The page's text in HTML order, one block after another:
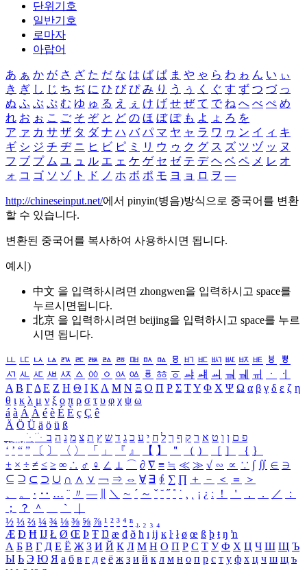
단위기호
일반기호
로마자
아랍어
あ ぁ か が さ ざ た だ な は ば ぱ ま や ゃ ら わ ゎ ん い ぃ
き ぎ し じ ち ぢ に ひ び ぴ み り う ぅ く ぐ す ず つ づ っ
ぬ ふ ぶ ぷ む ゆ ゅ る え ぇ け げ せ ぜ て で ね へ べ ぺ め
れ お ぉ こ ご そ ぞ と ど の ほ ぼ ぽ も よ ょ ろ を
ア ァ カ サ ザ タ ダ ナ ハ バ パ マ ヤ ャ ラ ワ ヮ ン イ ィ キ
ギ シ ジ チ ヂ ニ ヒ ビ ピ ミ リ ウ ゥ ク グ ス ズ ツ ヅ ッ ヌ
フ ブ プ ム ユ ュ ル エ ェ ケ ゲ セ ゼ テ デ ヘ ベ ペ メ レ オ
ォ コ ゴ ソ ゾ ト ド ノ ホ ボ ポ モ ヨ ョ ロ ヲ ―
http://chineseinput.net/에서 pinyin(병음)방식으로 중국어를 변환
할 수 있습니다.
변환된 중국어를 복사하여 사용하시면 됩니다.
예시)
中文 을 입력하시려면 zhongwen을 입력하시고 space를
누르시면됩니다.
北京 을 입력하시려면 beijing을 입력하시고 space를 누르
시면 됩니다.
ㅥ ㅦ ㅧ ㅨ ㅩ ㅪ ㅫ ㅬ ㅭ ㅮ ㅯ ㅰ ㅱ ㅲ ㅳ ㅴ ㅵ ㅶ ㅷ ㅸ
ㅹ
ㅺ ㅻ ㅼ ㅽ ㅾ ㅿ ㆀ ㆁ ㆂ ㆃ ㆄ ㆅ ㆆ ㆇ ㆈ ㆉ ㆊ ㆋ ㆌ ㆍ
ㆎ
Α Β ΓΔ Ε Ζ Η Θ Ι ΚΛ Μ Ν Ξ Ο Π Ρ Σ ΤΥ Φ Χ Ψ Ω α β γ δ ε ζ η
θ ι κ λ μ ν ξ ο π ρ σ τ υ φ χ ψ ω
á à Á À é è É È ç Ç ê
Ä Ö Ü ä ö ü ß
ִֶֹ ֻּ ׁׂ פ ם ן ו ט א ר ק ף ך ל ח י ע כ ג ד ש ץ ת צ מ נ ה ב
‘ ’ “ ” 〔 〕 〈 〉 「 」 『 』 【 】 ＂ （ ） ［ ］ ｛ ｝
± × ÷ ≠ ≤ ≥ ∞ ∴ ♂ ♀ ∠ ⊥ ⌒ ∂ ∇ ≡ ≒ ≪ ≫ √ ∽ ∝ ∵ ∫ ∬ ∈ ∋
⊆ ⊇ ⊂ ⊃ ∪ ∩ ∧ ∨ ￢ ⇒ ⇔ ∀ ∃ ∮ ∑ ∏ ＋ － ＜ ＝
＞
、
。 · ‥ … ¨ 〃 ― ＼ ∼ ´ ～ ˇ ˘ ˝ ˚ ˙ ¸ ¡ ¿ ː ！ ＇ ， ． ／
：
；
？ ＾ ｀
½ ⅓ ⅔ ¼ ¾ ⅛ ⅜ ⅝ ⅞ ¹ ² ³ ⁴ ⁿ ₁ ₂ ₃ ₄
Æ Ð Ħ Ĳ Ł Ø Œ Þ Ŧ Ŋ æ đ ð ħ ı ĳ ĸ ŀ ł ø œ ß þ ŧ ŋ ŉ
А Б В Г Д Е Ё Ж З И Й К Л М Н О П Р С Т У Ф Х Ц Ч Ш Щ Ъ
Ы Ь Э Ю Я а б в г д е ё ж з и й к л м н о п р с т у ф х ц ч ш щ ъ